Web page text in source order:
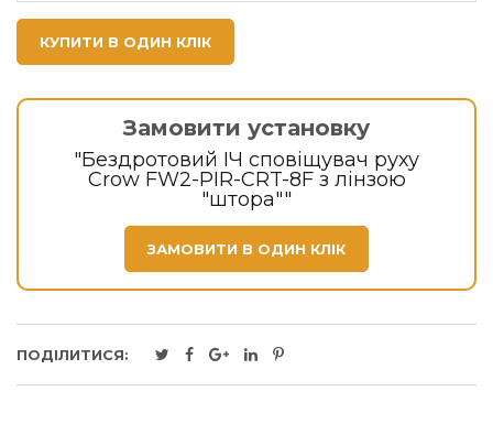
КУПИТИ В ОДИН КЛІК
Замовити установку
"Бездротовий ІЧ сповіщувач руху
Crow FW2-PIR-CRT-8F з лінзою
"штора""
ЗАМОВИТИ В ОДИН КЛІК
ПОДІЛИТИСЯ: